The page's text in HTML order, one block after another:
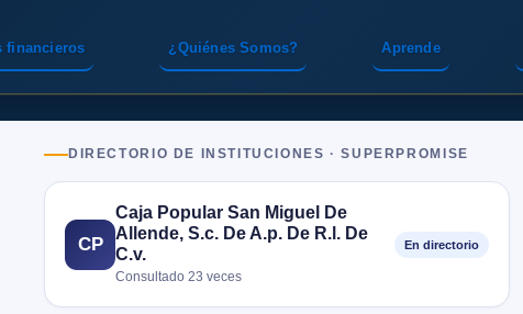
financieros ¿Quiénes Somos? Aprende
DIRECTORIO DE INSTITUCIONES · SUPERPROMISE
CP
Caja Popular San Miguel De
Allende, S.c. De A.p. De R.l. De
C.v.
Consultado 23 veces
En directorio